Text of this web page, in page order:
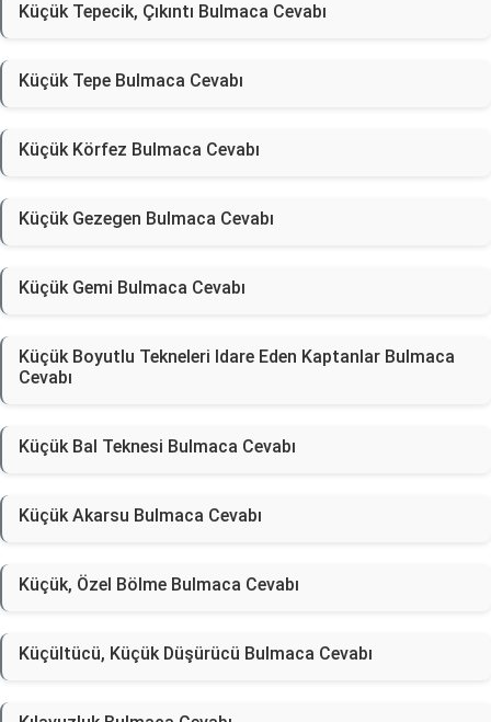
Küçük Tepecik, Çıkıntı Bulmaca Cevabı
Küçük Tepe Bulmaca Cevabı
Küçük Körfez Bulmaca Cevabı
Küçük Gezegen Bulmaca Cevabı
Küçük Gemi Bulmaca Cevabı
Küçük Boyutlu Tekneleri Idare Eden Kaptanlar Bulmaca
Cevabı
Küçük Bal Teknesi Bulmaca Cevabı
Küçük Akarsu Bulmaca Cevabı
Küçük, Özel Bölme Bulmaca Cevabı
Küçültücü, Küçük Düşürücü Bulmaca Cevabı